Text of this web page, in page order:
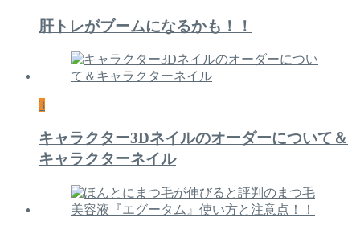
肝トレがブームになるかも！！
3
キャラクター3Dネイルのオーダーについて＆
キャラクターネイル